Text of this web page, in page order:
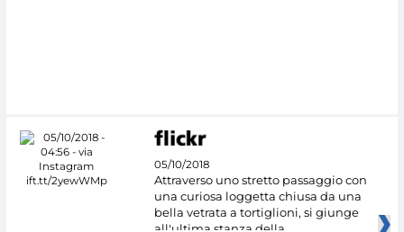
05/10/2018
Attraverso uno stretto passaggio con
una curiosa loggetta chiusa da una
bella vetrata a tortiglioni, si giunge
all'ultima stanza della